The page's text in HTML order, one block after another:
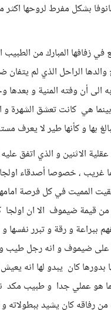
بشكل مفرط لروحها اكثر
في زفافها المبارك من الطبيب
الراحل الذي لم يتفان
الى أن وفته المنية و
هي كانت تعشق الشهرة و
بها و كأنها طير لا يعرف
الاثنين و الذي اتفق
غريب ، خصوصا أصدقاء
المميت في كل فرصة
من قيمة ضيموف الا ان
ببراعة و رقة و تبرر نفسها
على ضيموف و انه رجل
بدورها كان يبدو لها انه
هو عملي جدا و طبيب
رفاقه كان يشيد ببطولاته و